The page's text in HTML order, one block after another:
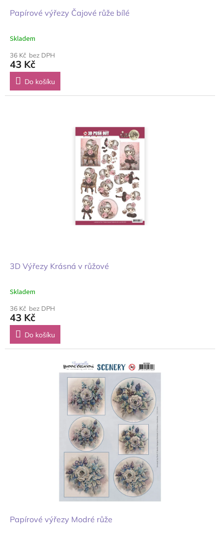
Papírové výřezy Čajové růže bílé
Skladem
36 Kč bez DPH
43 Kč
Do košíku
3D Výřezy Krásná v růžové
Skladem
36 Kč bez DPH
43 Kč
Do košíku
Papírové výřezy Modré růže